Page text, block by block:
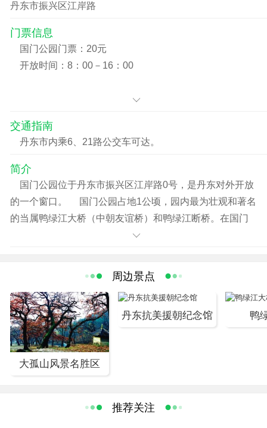
丹东市振兴区江岸路
门票信息
国门公园门票：20元
开放时间：8：00－16：00
交通指南
丹东市内乘6、21路公交车可达。
简介
国门公园位于丹东市振兴区江岸路0号，是丹东对外开放
的一个窗口。 国门公园占地1公顷，园内最为壮观和著名
的当属鸭绿江大桥（中朝友谊桥）和鸭绿江断桥。在国门
公园，不仅可以欣赏两座跨国大桥的雄伟、缅怀抗美援朝
周边景点
大孤山风景名胜区
丹东抗美援朝纪念馆 鸭
推荐关注